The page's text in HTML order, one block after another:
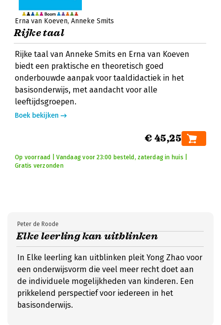
Erna van Koeven Anneke Smits
Rijke taal
Rijke taal van Anneke Smits en Erna van Koeven
biedt een praktische en theoretisch goed
onderbouwde aanpak voor taaldidactiek in het
basisonderwijs, met aandacht voor alle
leeftijdsgroepen.
Boek bekijken
€ 45,25
Op voorraad | Vandaag voor 23:00 besteld, zaterdag in huis |
Gratis verzonden
Elke leerling kan uitblinken
Peter de Roode
In Elke leerling kan uitblinken pleit Yong Zhao voor
een onderwijsvorm die veel meer recht doet aan
de individuele mogelijkheden van kinderen. Een
prikkelend perspectief voor iedereen in het
basisonderwijs.